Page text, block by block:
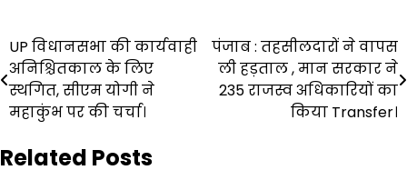
Post
navigation
UP विधानसभा की कार्यवाही
अनिश्चितकाल के लिए
स्थगित, सीएम योगी ने
महाकुंभ पर की चर्चा।
पंजाब : तहसीलदारों ने वापस
ली हड़ताल , मान सरकार ने
235 राजस्व अधिकारियों का
किया Transfer।
Related Posts